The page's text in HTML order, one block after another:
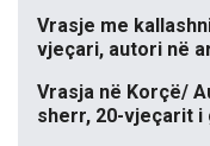
Vrasje me
vjeçari, autori në
Vrasja në Korçë/
sherr, 20-vjeçarit i